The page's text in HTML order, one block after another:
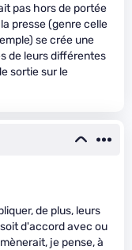
pas hors de portée
presse (genre celle
se crée une
de leurs différentes
sortie sur le
de plus, leurs
d'accord avec ou
je pense, à